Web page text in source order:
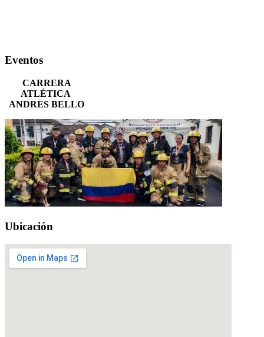
Eventos
CARRERA
ATLÉTICA
ANDRES BELLO
Ubicación